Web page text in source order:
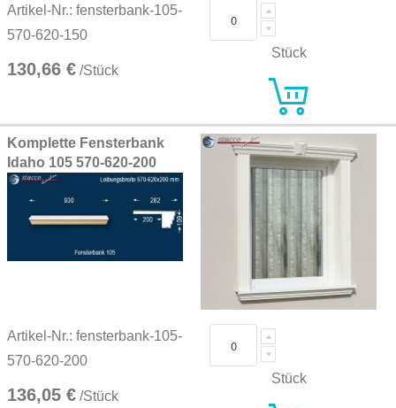
Artikel-Nr.: fensterbank-105-
570-620-150
130,66 € /Stück
Stück
Komplette Fensterbank
Idaho 105 570-620-200
Artikel-Nr.: fensterbank-105-
570-620-200
136,05 € /Stück
Stück